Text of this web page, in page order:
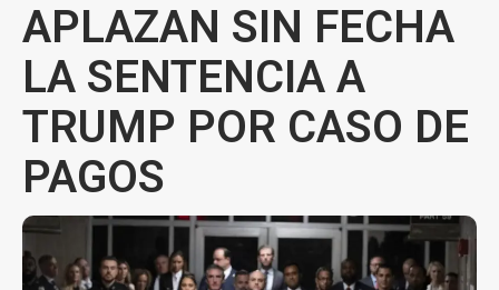
APLAZAN SIN FECHA
LA SENTENCIA A
TRUMP POR CASO DE
PAGOS